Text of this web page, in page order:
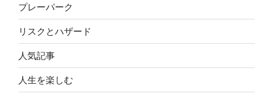
プレーパーク
リスクとハザード
人気記事
人生を楽しむ